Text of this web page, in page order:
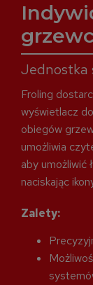
Jednostka
Froling
wyświetlacz
obiegów
umożliwia
aby umożliwić
naciskając
Zalety: